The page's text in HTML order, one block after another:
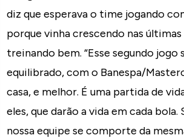
diz que esperava o time jogando
porque vinha crescendo nas
treinando bem. “Esse segundo jogo
equilibrado, com o Banespa/
casa, e melhor. É uma partida de
eles, que darão a vida em cada bola.
nossa equipe se comporte da